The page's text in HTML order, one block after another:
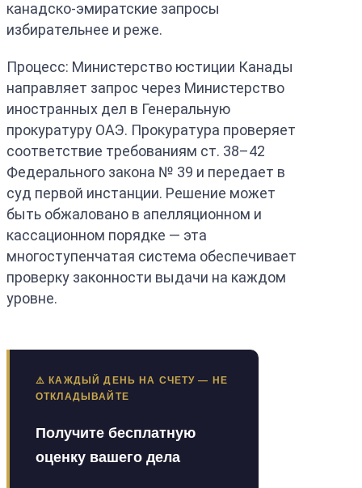
канадско-эмиратские запросы
избирательнее и реже.
Процесс: Министерство юстиции Канады
направляет запрос через Министерство
иностранных дел в Генеральную
прокуратуру ОАЭ. Прокуратура проверяет
соответствие требованиям ст. 38–42
Федерального закона № 39 и передает в
суд первой инстанции. Решение может
быть обжаловано в апелляционном и
кассационном порядке — эта
многоступенчатая система обеспечивает
проверку законности выдачи на каждом
уровне.
⚠️ КАЖДЫЙ ДЕНЬ НА СЧЕТУ — НЕ
ОТКЛАДЫВАЙТЕ
Получите бесплатную
оценку вашего дела